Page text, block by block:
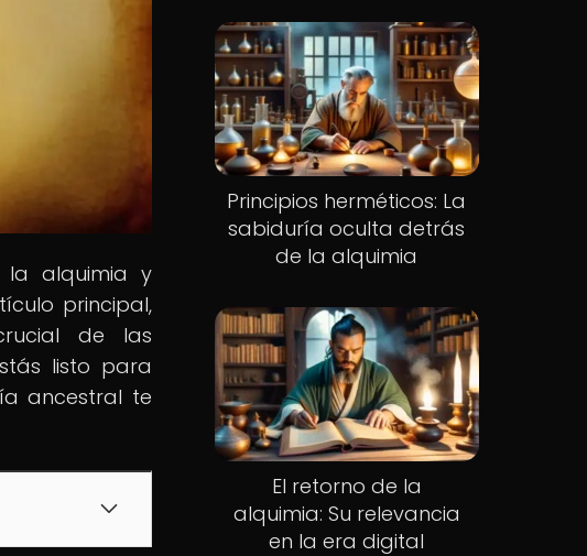
la alquimia y
principal,
de las
listo para
ancestral te
Principios herméticos: La
sabiduría oculta detrás
de la alquimia
El retorno de la
alquimia: Su relevancia
en la era digital